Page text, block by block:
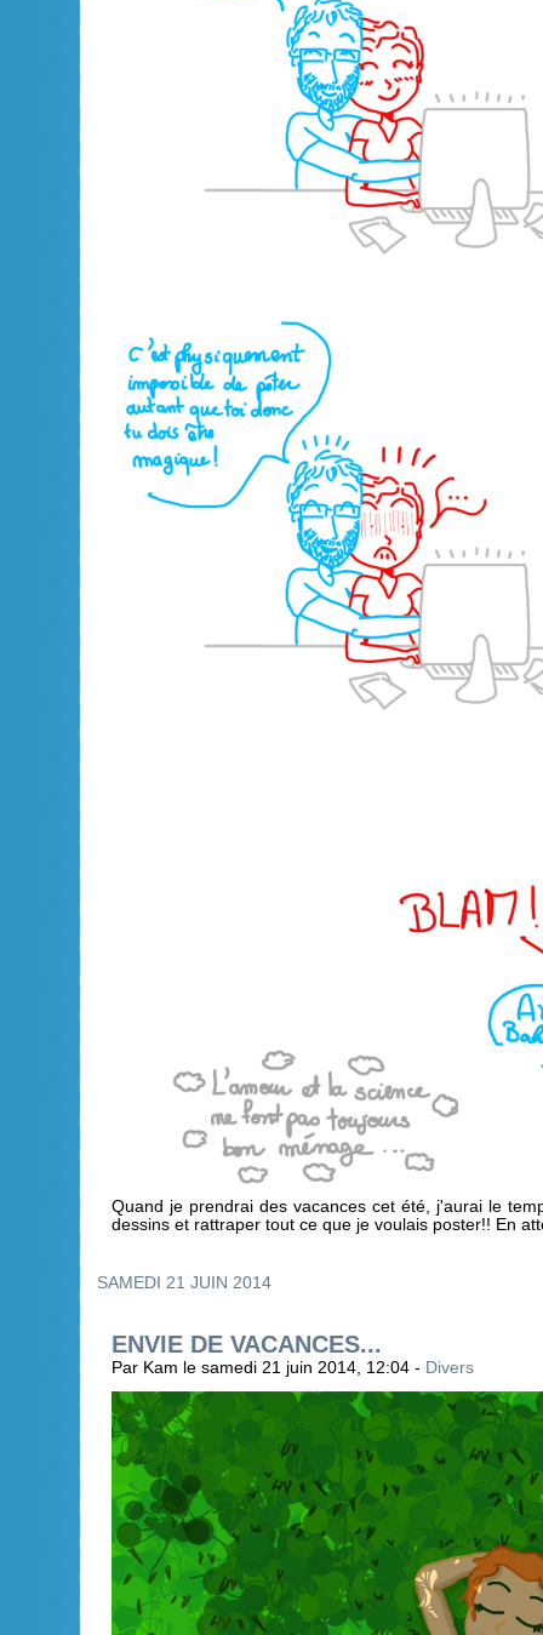
Quand je prendrai des vacances cet été, j'aurai le
dessins et rattraper tout ce que je voulais poster!! En
SAMEDI 21 JUIN 2014
ENVIE DE VACANCES...
Par Kam le samedi 21 juin 2014, 12:04 - Divers